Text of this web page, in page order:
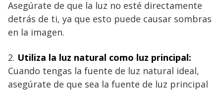
Asegúrate de que la luz no esté directamente
detrás de ti, ya que esto puede causar sombras
en la imagen.
2. Utiliza la luz natural como luz principal:
Cuando tengas la fuente de luz natural ideal,
asegúrate de que sea la fuente de luz principal